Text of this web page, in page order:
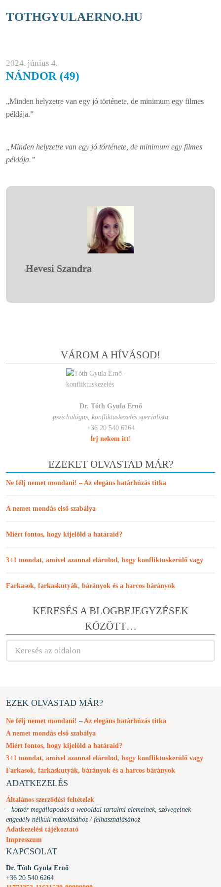
TOTHGYULAERNO.HU
2024. június 4.
NÁNDOR (49)
„Minden helyzetre van egy jó története, de minimum egy filmes
példája.”
„Minden helyzetre van egy jó története, de minimum egy filmes
példája.”
Hevesi Szandra
VÁROM A HÍVÁSOD!
Dr. Tóth Gyula Ernő
pszichológus, konfliktuskezelés specialista
+36 20 540 6264
Írj nekem itt!
EZEKET OLVASTAD MÁR?
Ne félj nemet mondani! – Az elegáns határhúzás titka
A nemet mondás első szabálya
Miért fontos, hogy kijelöld a határaid?
3+1 mondat, amivel azonnal elárulod, hogy konfliktuskerülő vagy
Farkasok, farkaskutyák, bárányok és a harcos bárányok
KERESÉS A BLOGBEJEGYZÉSEK
KÖZÖTT…
EZEK OLVASTAD MÁR?
Ne félj nemet mondani! – Az elegáns határhúzás titka
A nemet mondás első szabálya
Miért fontos, hogy kijelöld a határaid?
3+1 mondat, amivel azonnal elárulod, hogy konfliktuskerülő vagy
Farkasok, farkaskutyák, bárányok és a harcos bárányok
ADATKEZELÉS
Általános szerződési feltételek
– kötbér megállapodás a weboldal tartalmi elemeinek, szövegeinek
engedély nélküli másolásához / felhasználásához
Adatkezelési tájékoztató
Impresszum
KAPCSOLAT
Dr. Tóth Gyula Ernő
+36 20 540 6264